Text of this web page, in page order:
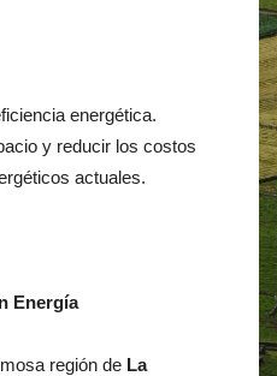
energética.
y reducir los costos
actuales.
Energía
región de La